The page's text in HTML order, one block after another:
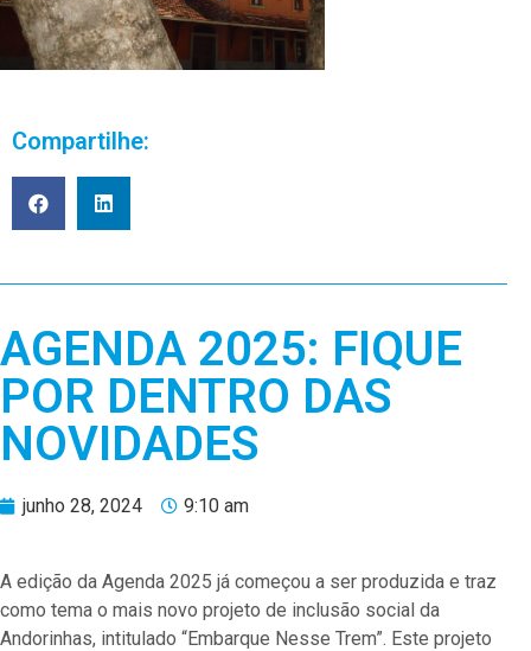
Compartilhe:
AGENDA 2025: FIQUE
POR DENTRO DAS
NOVIDADES
junho 28, 2024 9:10 am
A edição da Agenda 2025 já começou a ser produzida e traz
como tema o mais novo projeto de inclusão social da
Andorinhas, intitulado “Embarque Nesse Trem”. Este projeto